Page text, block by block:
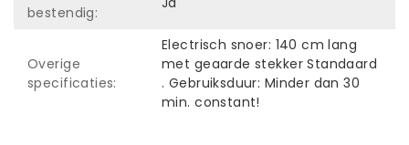
bestendig:
Overige
specificaties:
Electrisch snoer: 140 cm lang
met geaarde stekker Standaard
. Gebruiksduur: Minder dan 30
min. constant!